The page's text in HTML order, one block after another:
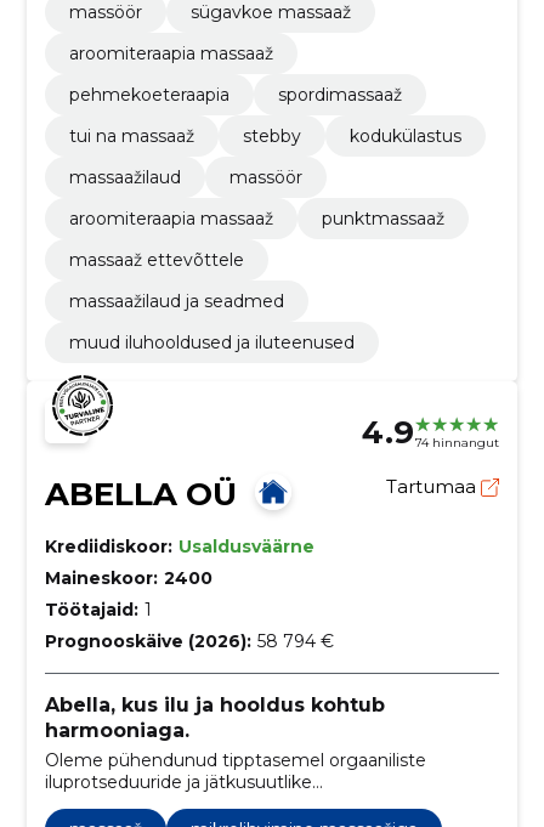
massöör
sügavkoe massaaž
aroomiteraapia massaaž
pehmekoeteraapia
spordimassaaž
tui na massaaž
stebby
kodukülastus
massaažilaud
massöör
aroomiteraapia massaaž
punktmassaaž
massaaž ettevõttele
massaažilaud ja seadmed
muud iluhooldused ja iluteenused
4.974 hinnangut
ABELLA OÜ Tartumaa
Krediidiskoor: Usaldusväärne
Maineskoor: 2400
Töötajaid: 1
Prognooskäive (2026): 58 794 €
Abella, kus ilu ja hooldus kohtub
harmooniaga.
Oleme pühendunud tipptasemel orgaaniliste
iluprotseduuride ja jätkusuutlike
juuksehooldusteenuste pakkumisele, luues unikaalse